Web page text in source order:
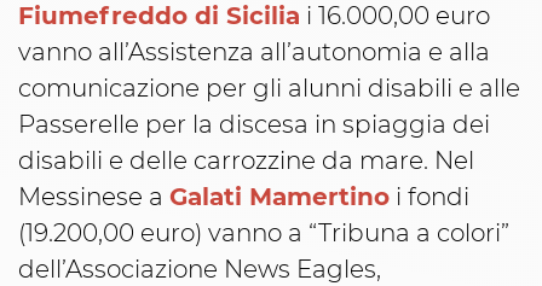
Fiumefreddo di Sicilia i 16.000,00 euro
vanno all’Assistenza all’autonomia e alla
comunicazione per gli alunni disabili e alle
Passerelle per la discesa in spiaggia dei
disabili e delle carrozzine da mare. Nel
Messinese a Galati Mamertino i fondi
(19.200,00 euro) vanno a “Tribuna a colori”
dell’Associazione News Eagles,